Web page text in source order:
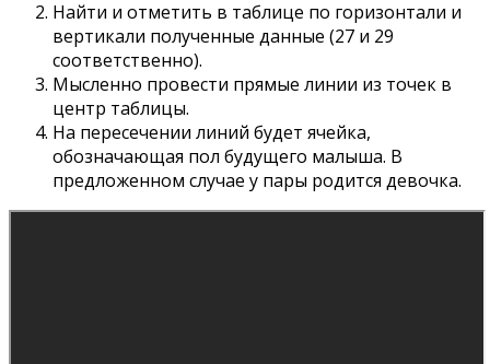
Найти и отметить в таблице по горизонтали и
вертикали полученные данные (27 и 29
соответственно).
Мысленно провести прямые линии из точек в
центр таблицы.
На пересечении линий будет ячейка,
обозначающая пол будущего малыша. В
предложенном случае у пары родится девочка.